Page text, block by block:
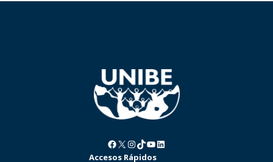
Facebook X InstagramTikTok YouTube LinkedIn
Accesos Rápidos